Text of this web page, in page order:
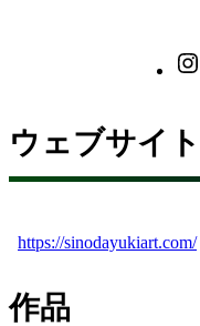
ウェブサイト
https://sinodayukiart.com/
作品